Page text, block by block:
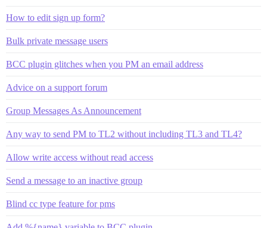
How to edit sign up form?
Bulk private message users
BCC plugin glitches when you PM an email address
Advice on a support forum
Group Messages As Announcement
Any way to send PM to TL2 without including TL3 and TL4?
Allow write access without read access
Send a message to an inactive group
Blind cc type feature for pms